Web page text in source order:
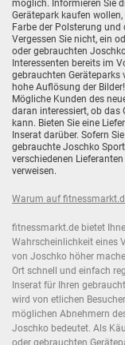
möglich. Informieren Sie
Gerätepark kaufen
Farbe der Polsterung und
Vergessen Sie nicht, ein
oder gebrauchten
Interessenten bereits im
gebrauchten Geräteparks
hohe Auflösung der Bilder!
Mögliche Kunden des
daran interessiert, ob das
kann. Bieten Sie eine
Inserat darüber. Sofern
gebrauchte Joschko
verschiedenen
verweisen.
Warum auf
fitnessmarkt.de bietet
Wahrscheinlichkeit eines
von Joschko höher
Ort schnell und einfach
Inserat für Ihren
wird von etlichen
möglichen Abnehmern
Joschko bedeutet. Als
oder gebrauchten